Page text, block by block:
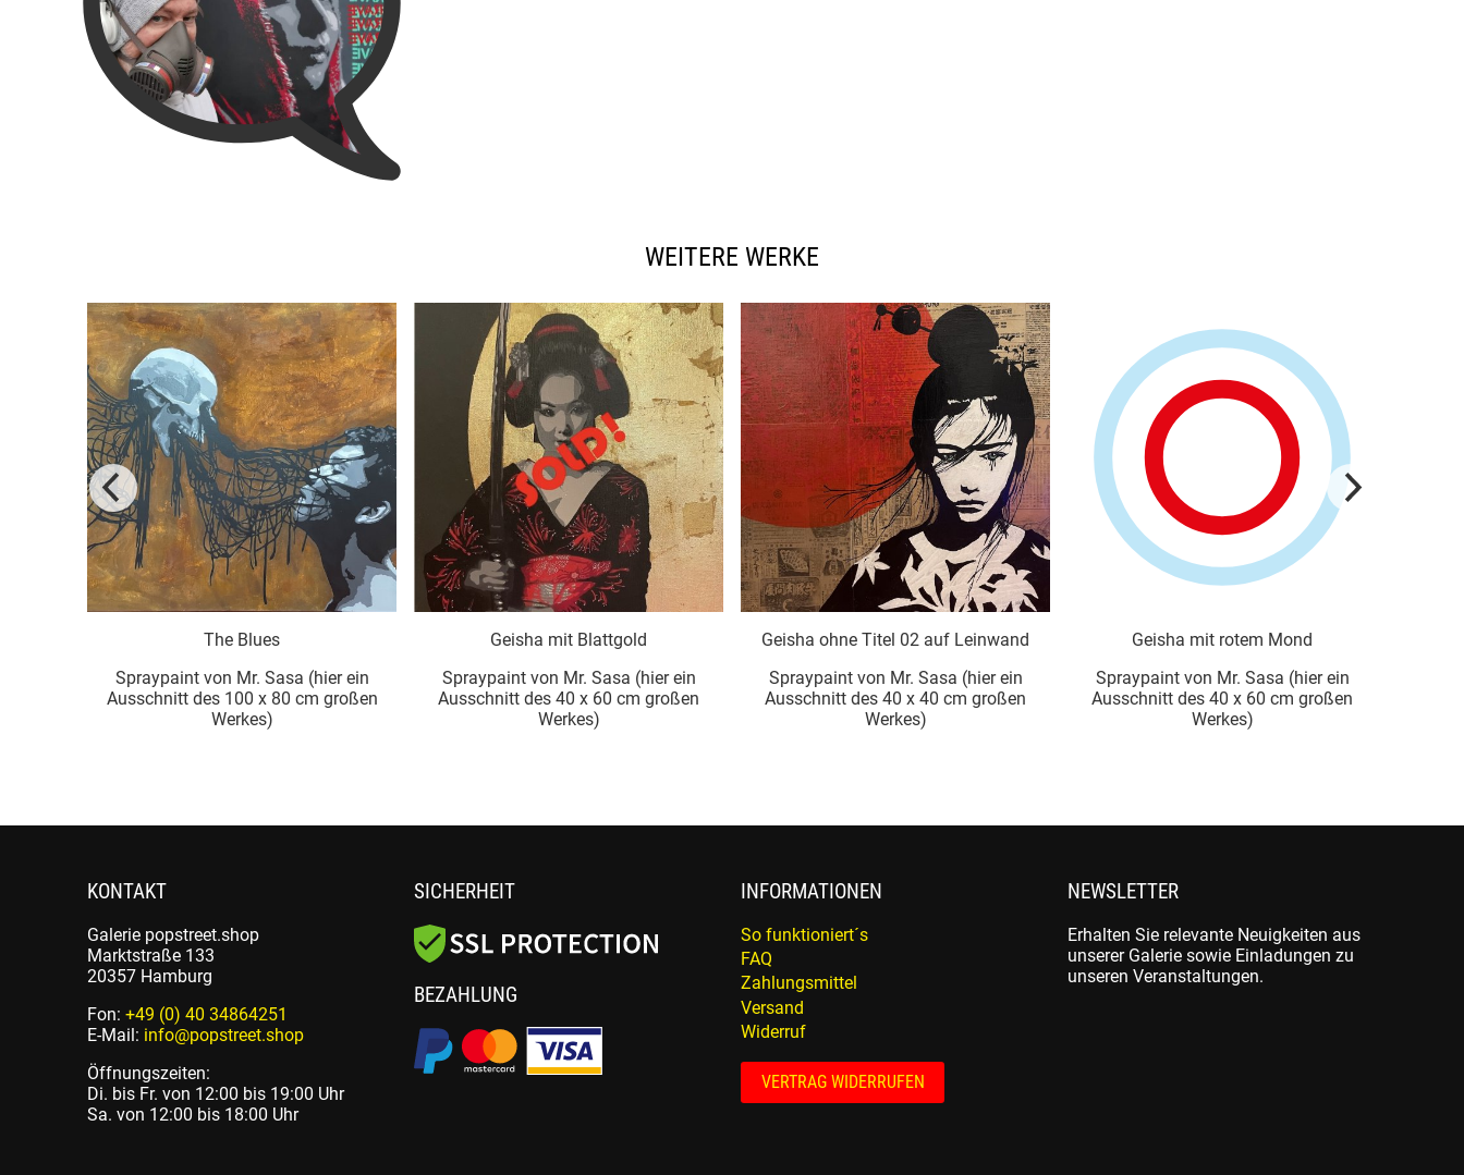
WEITERE WERKE
Spraypaint von Mr. Sasa (hier ein
Ausschnitt des 100 x 80 cm großen
Geisha mit Blattgold
Spraypaint von Mr. Sasa (hier ein
Ausschnitt des 40 x 60 cm großen
Geisha ohne Titel 02 auf Leinwand
Spraypaint von Mr. Sasa (hier ein
Ausschnitt des 40 x 40 cm großen
Geisha mit rotem Mond
Spraypaint von Mr. Sasa (hier ein
Ausschnitt des 40 x 60 cm großen
Spraypaint von
Ausschnitt des 40
KONTAKT
Galerie popstreet.shop
Marktstraße 133
20357 Hamburg
Fon: +49 (0) 40 34864251
E-Mail: info@popstreet.shop
Öffnungszeiten:
Di. bis Fr. von 12:00 bis 19:00 Uhr
Sa. von 12:00 bis 18:00 Uhr
SICHERHEIT
BEZAHLUNG
INFORMATIONEN
So funktioniert´s
FAQ
Zahlungsmittel
Versand
Widerruf
VERTRAG WIDERRUFEN
NEWSLETTER
Erhalten Sie relevante Neuigkeiten aus
unserer Galerie sowie Einladungen zu
unseren Veranstaltungen.